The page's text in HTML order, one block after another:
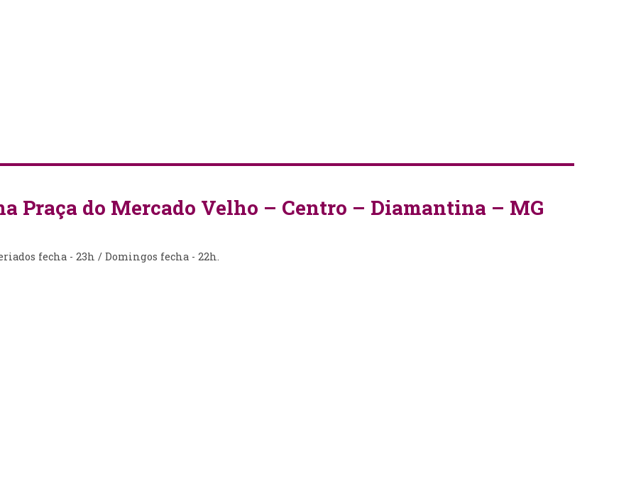
Praça do Mercado Velho – Centro – Diamantina – MG
fecha - 23h / Domingos fecha - 22h.